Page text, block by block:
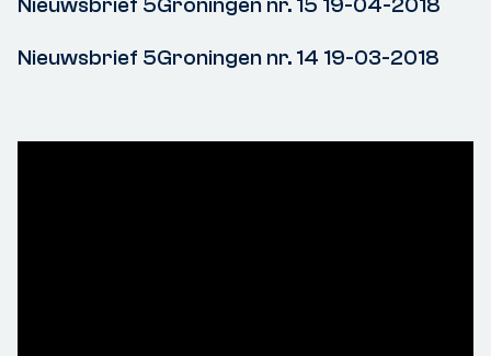
Nieuwsbrief 5Groningen nr. 14 19-03-2018